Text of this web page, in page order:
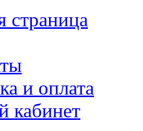
страница
и оплата
кабинет